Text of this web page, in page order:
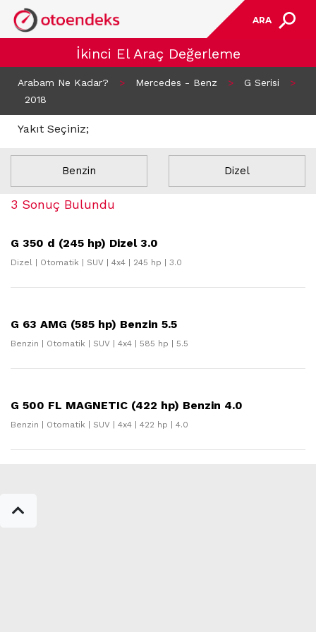
ARA
İkinci El Araç Değerleme
Arabam Ne Kadar? > Mercedes - Benz > G Serisi
>
2018
Yakıt Seçiniz;
Benzin Dizel
3 Sonuç Bulundu
G 350 d (245 hp) Dizel 3.0
Dizel | Otomatik | SUV | 4x4 | 245 hp | 3.0
G 63 AMG (585 hp) Benzin 5.5
Benzin | Otomatik | SUV | 4x4 | 585 hp | 5.5
G 500 FL MAGNETIC (422 hp) Benzin 4.0
Benzin | Otomatik | SUV | 4x4 | 422 hp | 4.0